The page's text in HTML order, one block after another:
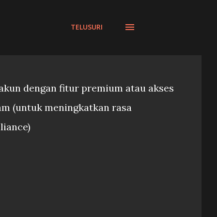
TELUSURI
dengan fitur premium atau akses
(untuk meningkatkan rasa